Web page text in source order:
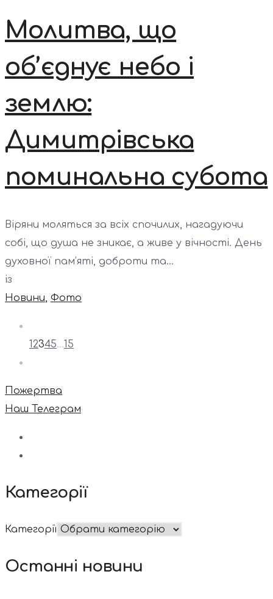
Молитва, що
об’єднує небо і
землю:
Димитрівська
поминальна субота
Віряни моляться за всіх спочилих, нагадуючи
собі, що душа не зникає, а живе у вічності. День
духовної пам’яті, доброти та...
із
Новини, Фото
12345…15
Пожертва
Наш Телеграм
Категорії
Категорії
Останні новини